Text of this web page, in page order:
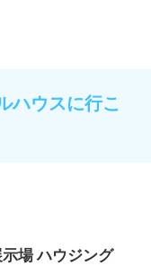
ハウスに行こ
場 ハウジング